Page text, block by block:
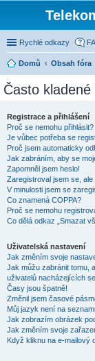
Rychlé odkazy
Domů Obsah fóra
Často
Registrace a přihlášení
Proč se nemohu přihlásit?
Je vůbec potřeba se
Proč jsem automaticky
Jak zabráním, aby se
Zapomněl jsem heslo!
Zaregistroval jsem se, ale
V minulosti jsem se
Co znamená COPPA?
Proč se nemohu
Co dělá odkaz „Smazat
Uživatelská nastavení
Jak změním svoje
Jak můžu zabránit tomu,
uživatelů nacházejících
Časy jsou špatně!
Změnil jsem časové
Můj jazyk není na
Jak zobrazím obrázek
Jak změním svoje
Když kliknu na e-mailový